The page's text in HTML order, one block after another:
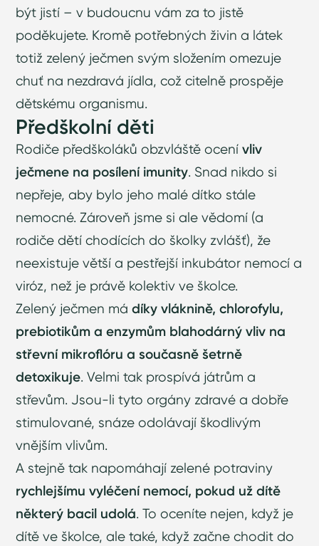
být jistí – v budoucnu vám za to jistě
poděkujete. Kromě potřebných živin a látek
totiž zelený ječmen svým složením omezuje
chuť na nezdravá jídla, což citelně prospěje
dětskému organismu.
Předškolní děti
Rodiče předškoláků obzvláště ocenívliv
ječmene na posílení imunity. Snad nikdo si
nepřeje, aby bylo jeho malé dítko stále
nemocné. Zároveň jsme si ale vědomí (a
rodiče dětí chodících do školky zvlášť), že
neexistuje větší a pestřejší inkubátor nemocí a
viróz, než je právě kolektiv ve školce.
Zelený ječmen mádíky vláknině, chlorofylu,
prebiotikům a enzymům blahodárný vliv na
střevní mikroflóru a současně šetrně
detoxikuje. Velmi tak prospívá játrům a
střevům. Jsou-li tyto orgány zdravé a dobře
stimulované, snáze odolávají škodlivým
vnějším vlivům.
A stejně tak napomáhají zelené potraviny
rychlejšímu vyléčení nemocí, pokud už dítě
některý bacil udolá. To oceníte nejen, když je
dítě ve školce, ale také, když začne chodit do